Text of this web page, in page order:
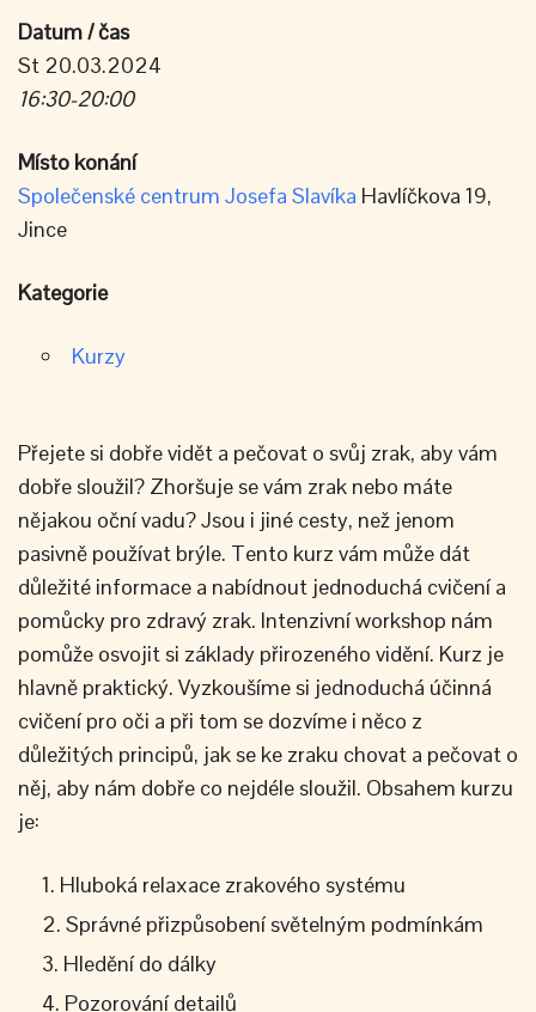
Datum / čas
St 20.03.2024
16:30-20:00
Místo konání
Společenské centrum Josefa Slavíka Havlíčkova 19,
Jince
Kategorie
Kurzy
Přejete si dobře vidět a pečovat o svůj zrak, aby vám
dobře sloužil? Zhoršuje se vám zrak nebo máte
nějakou oční vadu? Jsou i jiné cesty, než jenom
pasivně používat brýle. Tento kurz vám může dát
důležité informace a nabídnout jednoduchá cvičení a
pomůcky pro zdravý zrak. Intenzivní workshop nám
pomůže osvojit si základy přirozeného vidění. Kurz je
hlavně praktický. Vyzkoušíme si jednoduchá účinná
cvičení pro oči a při tom se dozvíme i něco z
důležitých principů, jak se ke zraku chovat a pečovat o
něj, aby nám dobře co nejdéle sloužil. Obsahem kurzu
je:
Hluboká relaxace zrakového systému
Správné přizpůsobení světelným podmínkám
Hledění do dálky
Pozorování detailů